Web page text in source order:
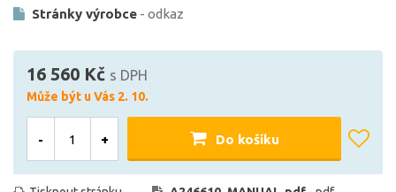
Stránky výrobce - odkaz
16 560 Kč s DPH
Může být u Vás 2. 10.
- + Do košíku